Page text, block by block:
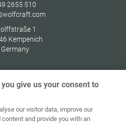
2655 510
1
Kempenich
Germany
Вихідні дані
give us your consent to
our visitor data, improve our
and provide you with an